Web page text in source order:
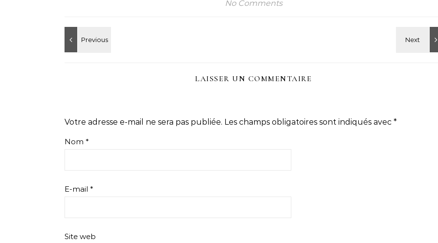
No Comments
LAISSER UN COMMENTAIRE
Votre adresse e-mail ne sera pas publiée. Les champs obligatoires sont indiqués avec *
Nom *
E-mail *
Site web